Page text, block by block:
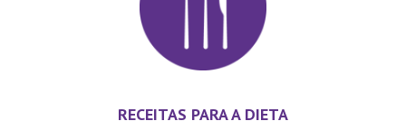
RECEITAS PARA A DIETA